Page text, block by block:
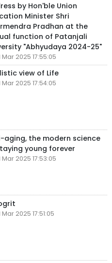
by Hon'ble Union
Minister Shri
Pradhan at the
function of Patanjali
"Abhyudaya 2024-25"
Mar 2025 17:55:05
view of Life
Mar 2025 17:54:05
aging, the modern science
young forever
Mar 2025 17:53:05
Mar 2025 17:51:05